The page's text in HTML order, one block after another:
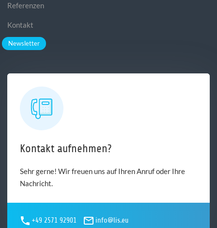
Referenzen
Kontakt
Newsletter
Kontakt aufnehmen?
Sehr gerne! Wir freuen uns auf Ihren Anruf oder Ihre
Nachricht.
+49 2571 92901 info@lis.eu